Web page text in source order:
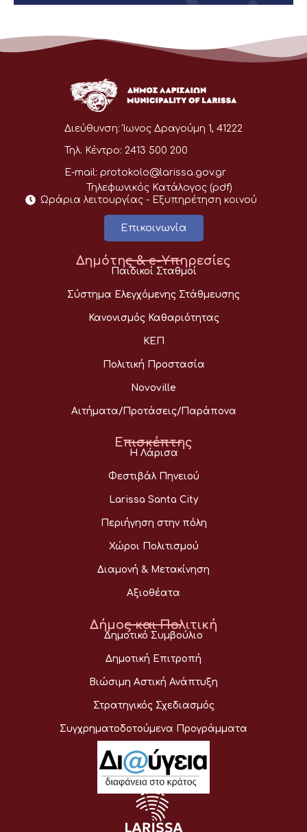
Διεύθυνση: Ίωνος Δραγούμη 1, 41222
Τηλ. Κέντρο: 2413 500 200
E-mail: protokolo@larissa.gov.gr
Τηλεφωνικός Κατάλογος (pdf)
Ωράρια λειτουργίας - Eξυπηρέτηση κοινού
Επικοινωνία
Δημότης & e-Υπηρεσίες
Παιδικοί Σταθμοί
Σύστημα Ελεγχόμενης Στάθμευσης
Κανονισμός Καθαριότητας
ΚΕΠ
Πολιτική Προστασία
Novoville
Αιτήματα/Προτάσεις/Παράπονα
Επισκέπτης
Η Λάρισα
Φεστιβάλ Πηνειού
Larissa Santa City
Περιήγηση στην πόλη
Χώροι Πολιτισμού
Διαμονή & Μετακίνηση
Αξιοθέατα
Δήμος και Πολιτική
Δημοτικό Συμβούλιο
Δημοτική Επιτροπή
Βιώσιμη Αστική Ανάπτυξη
Στρατηγικός Σχεδιασμός
Συγχρηματοδοτούμενα Προγράμματα